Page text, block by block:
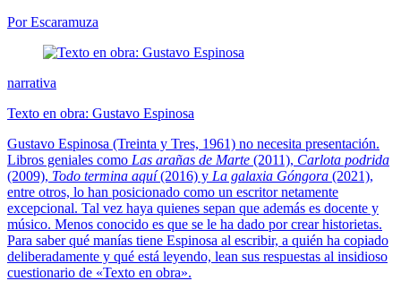
Por Escaramuza
narrativa
Texto en obra: Gustavo Espinosa
Gustavo Espinosa (Treinta y Tres, 1961) no necesita presentación.
Libros geniales como Las arañas de Marte (2011), Carlota podrida
(2009), Todo termina aquí(2016) y La galaxia Góngora (2021),
entre otros, lo han posicionado como un escritor netamente
excepcional. Tal vez haya quienes sepan que además es docente y
músico. Menos conocido es que se le ha dado por crear historietas.
Para saber qué manías tiene Espinosa al escribir, a quién ha copiado
deliberadamente y qué está leyendo, lean sus respuestas al insidioso
cuestionario de «Texto en obra».